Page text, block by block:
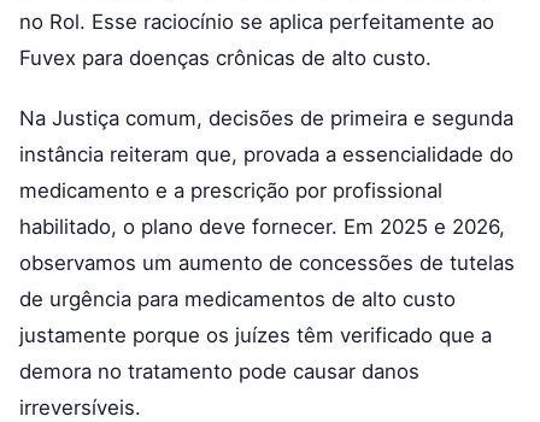
no Rol. Esse raciocínio se aplica perfeitamente ao
Fuvex para doenças crônicas de alto custo.
Na Justiça comum, decisões de primeira e segunda
instância reiteram que, provada a essencialidade do
medicamento e a prescrição por profissional
habilitado, o plano deve fornecer. Em 2025 e 2026,
observamos um aumento de concessões de tutelas
de urgência para medicamentos de alto custo
justamente porque os juízes têm verificado que a
demora no tratamento pode causar danos
irreversíveis.